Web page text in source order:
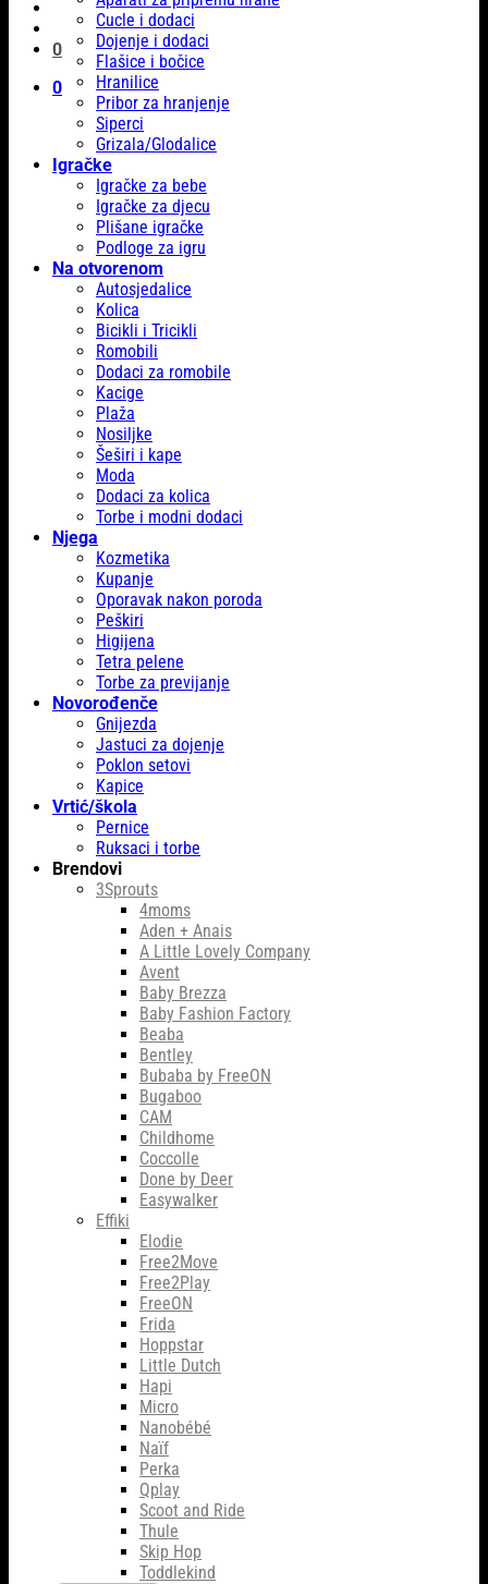
0
0
Cucle i dodaci
Dojenje i dodaci
Flašice i bočice
Hranilice
Pribor za hranjenje
Siperci
Grizala/Glodalice
Igračke
Igračke za bebe
Igračke za djecu
Plišane igračke
Podloge za igru
Na otvorenom
Autosjedalice
Kolica
Bicikli i Tricikli
Romobili
Dodaci za romobile
Kacige
Plaža
Nosiljke
Šeširi i kape
Moda
Dodaci za kolica
Torbe i modni dodaci
Njega
Kozmetika
Kupanje
Oporavak nakon poroda
Peškiri
Higijena
Tetra pelene
Torbe za previjanje
Novorođenče
Gnijezda
Jastuci za dojenje
Poklon setovi
Kapice
Vrtić/škola
Pernice
Ruksaci i torbe
Brendovi
3Sprouts
4moms
Aden + Anais
A Little Lovely Company
Avent
Baby Brezza
Baby Fashion Factory
Beaba
Bentley
Bubaba by FreeON
Bugaboo
CAM
Childhome
Coccolle
Done by Deer
Easywalker
Effiki
Elodie
Free2Move
Free2Play
FreeON
Frida
Hoppstar
Little Dutch
Hapi
Micro
Nanobébé
Naïf
Perka
Qplay
Scoot and Ride
Thule
Skip Hop
Toddlekind